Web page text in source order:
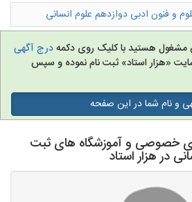
فنون ادبی دوازدهم علوم انسانی
مشغول هستید با کلیک روی دکمهدرج آگهی
«هزار استاد» ثبت نام نموده و سپس
و نام شما در این صفحه
خصوصی و آموزشگاه های ثبت
در هزار استاد